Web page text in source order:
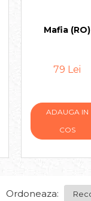
Mafia (RO)
79 Lei
ADAUGA IN
COS
Ordoneaza: